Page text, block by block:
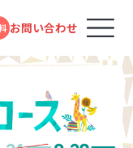
お問い合わせ
3つの特徴 保護者